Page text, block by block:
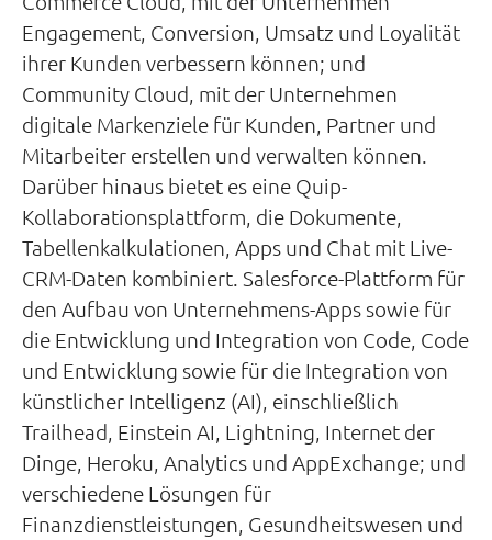
Engagement, Conversion, Umsatz und Loyalität
ihrer Kunden verbessern können; und
Community Cloud, mit der Unternehmen
digitale Markenziele für Kunden, Partner und
Mitarbeiter erstellen und verwalten können.
Darüber hinaus bietet es eine Quip-
Kollaborationsplattform, die Dokumente,
Tabellenkalkulationen, Apps und Chat mit Live-
CRM-Daten kombiniert. Salesforce-Plattform für
den Aufbau von Unternehmens-Apps sowie für
die Entwicklung und Integration von Code, Code
und Entwicklung sowie für die Integration von
künstlicher Intelligenz (AI), einschließlich
Trailhead, Einstein AI, Lightning, Internet der
Dinge, Heroku, Analytics und AppExchange; und
verschiedene Lösungen für
Finanzdienstleistungen, Gesundheitswesen und